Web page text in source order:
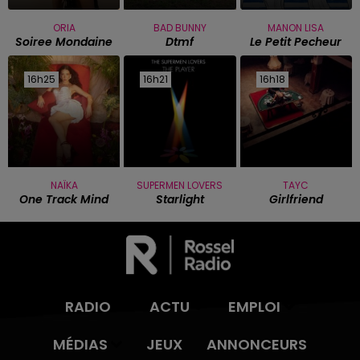
ORIA
Soiree Mondaine
BAD BUNNY
Dtmf
MANON LISA
Le Petit Pecheur
16h25
16h25
NAÏKA
One Track Mind
16h21
16h21
SUPERMEN LOVERS
Starlight
16h18
16h18
TAYC
Girlfriend
RADIO ACTU
EMPLOI
MÉDIAS
JEUX ANNONCEURS